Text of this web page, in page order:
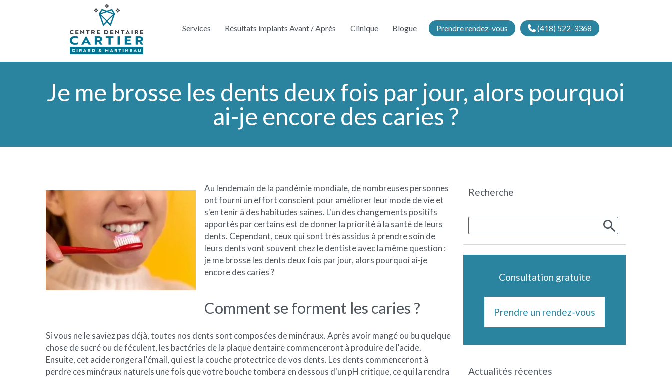
Menu
principal
Services Résultats implants Avant / Après Clinique Blogue Prendre rendez-vous (418) 522-3368
Je me brosse les dents deux fois par jour, alors pourquoi
ai-je encore des caries ?
Au lendemain de la pandémie mondiale, de nombreuses personnes
ont fourni un effort conscient pour améliorer leur mode de vie et
s'en tenir à des habitudes saines. L'un des changements positifs
apportés par certains est de donner la priorité à la santé de leurs
dents. Cependant, ceux qui sont très assidus à prendre soin de
leurs dents vont souvent chez le dentiste avec la même question :
je me brosse les dents deux fois par jour, alors pourquoi ai-je
encore des caries ?
Comment se forment les caries ?
Si vous ne le saviez pas déjà, toutes nos dents sont composées de minéraux. Après avoir mangé ou bu quelque
chose de sucré ou de féculent, les bactéries de la plaque dentaire commenceront à produire de l'acide.
Ensuite, cet acide rongera l'émail, qui est la couche protectrice de vos dents. Les dents commenceront à
perdre ces minéraux naturels une fois que votre bouche tombera en dessous d'un pH critique, ce qui la rendra
Recherche
Consultation gratuite
Prendre un rendez-vous
Actualités récentes